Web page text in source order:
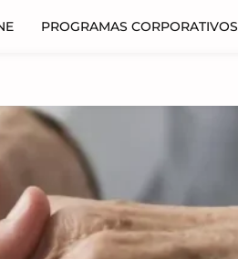
PROGRAMAS CORPORATIVOS